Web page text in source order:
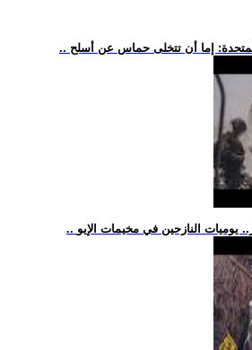
المتحدة: إما أن تتخلى حماس عن أسلح
يوميات النازحين في مخيمات الإيو